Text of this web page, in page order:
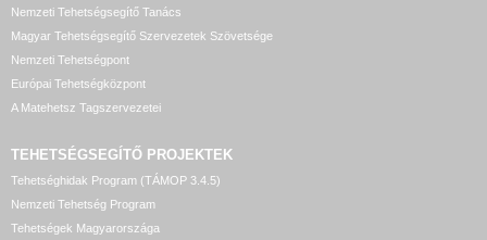
Nemzeti Tehetségsegítő Tanács
Magyar Tehetségsegítő Szervezetek Szövetsége
Nemzeti Tehetségpont
Európai Tehetségközpont
A Matehetsz Tagszervezetei
TEHETSÉGSEGÍTŐ PROJEKTEK
Tehetséghidak Program (TÁMOP 3.4.5)
Nemzeti Tehetség Program
Tehetségek Magyarországa